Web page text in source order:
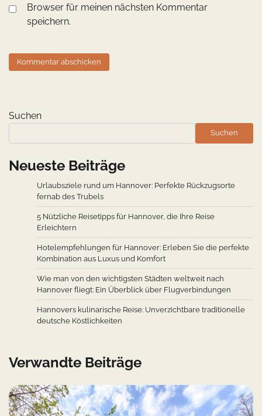
Browser für meinen nächsten Kommentar
speichern.
Suchen
Suchen
Neueste Beiträge
Urlaubsziele rund um Hannover: Perfekte Rückzugsorte
fernab des Trubels
5 Nützliche Reisetipps für Hannover, die Ihre Reise
Erleichtern
Hotelempfehlungen für Hannover: Erleben Sie die perfekte
Kombination aus Luxus und Komfort
Wie man von den wichtigsten Städten weltweit nach
Hannover fliegt: Ein Überblick über Flugverbindungen
Hannovers kulinarische Reise: Unverzichtbare traditionelle
deutsche Köstlichkeiten
Verwandte Beiträge